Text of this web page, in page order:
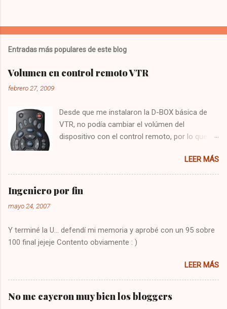
Entradas más populares de este blog
Volumen en control remoto VTR
febrero 27, 2009
Desde que me instalaron la D-BOX básica de
VTR, no podía cambiar el volúmen del
dispositivo con el control remoto, por lo que
audio, y el de VTR para cambiar los canales,
algo bastante molesto. Hoy me puse a buscar
en google y encontré la solución : Presionar
una vez la tecla CBL Presionar sin soltar la
Dejo constancia de la solución por si alguien
más tiene el mismo problema, y también para
LEER MÁS
Ingeniero por fin
mayo 24, 2007
Y terminé la U... defendí mi memoria y aprobé con un 95 sobre
100 final jejeje Contento obviamente : )
LEER MÁS
No me cayeron muy bien los bloggers